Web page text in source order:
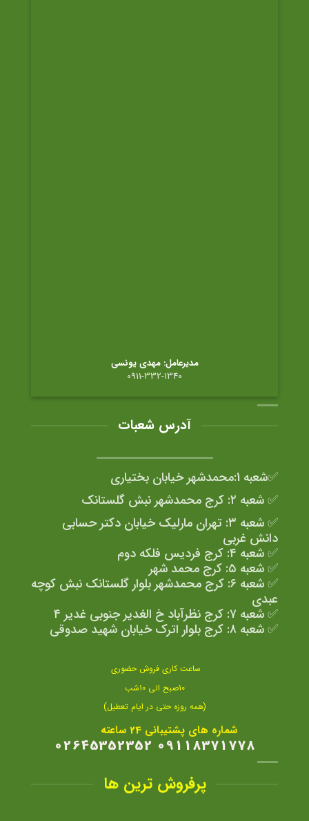
مدیرعامل: مهدی یونسی
0911-332-1340
آدرس شعبات
✅شعبه 1:محمدشهر خیابان بختیاری
✅ شعبه ۲: کرج محمدشهر نبش گلستانک
✅ شعبه ۳: تهران مارلیک خیابان دکتر حسابی
دانش غربی
✅ شعبه ۴: کرج فردیس فلکه دوم
✅ شعبه ۵: کرج محمد شهر
✅ شعبه ۶: کرج محمدشهر بلوار گلستانک نبش کوچه
عبدی
✅ شعبه ۷: کرج نظرآباد خ الغدیر جنوبی غدیر ۴
✅ شعبه ۸: کرج بلوار اترک خیابان شهید صدوقی
ساعت کاری فروش حضوری
10صبح الی 10شب
(همه روزه حتی در ایام تعطیل)
شماره های پشتیبانی 24 ساعته
09118371778 02645352352
پرفروش ترین ها